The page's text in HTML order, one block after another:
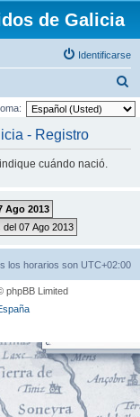
de Galicia
Identificarse
u
- Registro
cuándo nació.
los horarios son UTC+02:00
phpBB Limited